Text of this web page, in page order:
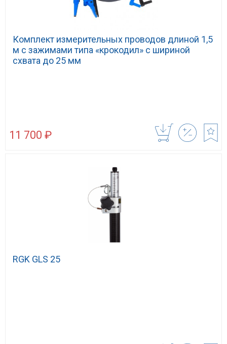
Комплект измерительных проводов длиной 1,5
м с зажимами типа «крокодил» с шириной
схвата до 25 мм
11 700 ₽
RGK GLS 25